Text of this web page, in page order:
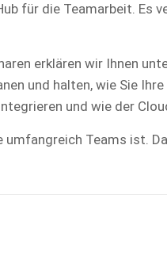
für die Teamarbeit. Es
erklären wir Ihnen
und halten, wie Sie
und wie der
umfangreich Teams ist.